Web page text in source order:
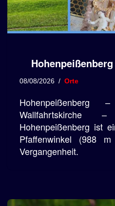
08/08/2026 Orte
Hohenpeißenberg
Hohenpeißenberg ist
Pfaffenwinkel (988
Vergangenheit.